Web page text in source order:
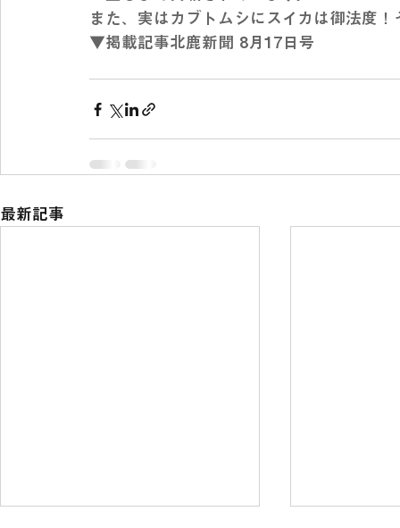
また、実はカブトムシにスイカは御法度
▼掲載記事北鹿新聞 8月17日号
最新記事